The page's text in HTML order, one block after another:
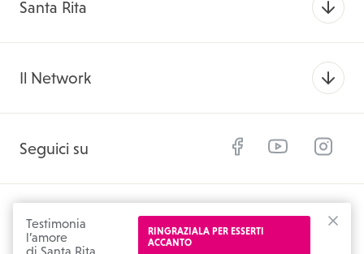
Testimonia
l’amore
di Santa Rita
RINGRAZIALA PER ESSERTI
ACCANTO
Santa Rita
Il Network
Seguici su
© 2026 SantaRitadaCascia.org
Privacy Policy Cookie Policy